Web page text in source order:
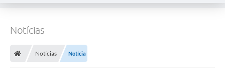
Notícias
Notícias Notícia